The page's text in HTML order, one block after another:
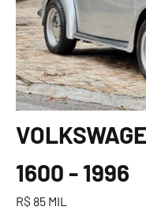
1600 - 1996
R$ 85 MIL